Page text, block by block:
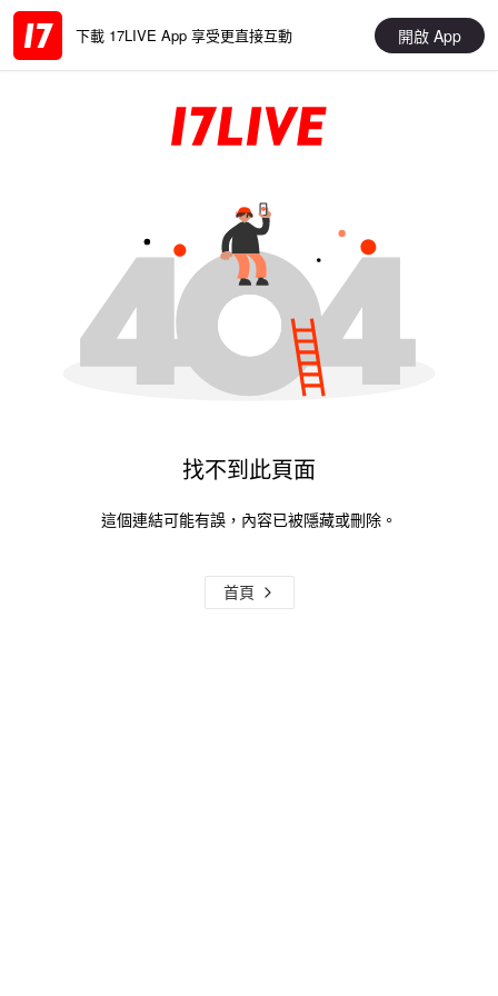
下載 17LIVE App 享受更直接互動 開啟 App
找不到此頁面
這個連結可能有誤，內容已被隱藏或刪除。
首頁